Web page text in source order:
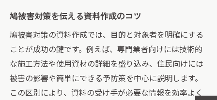
鳩被害対策を伝える資料作成のコツ
鳩被害対策の資料作成では、目的と対象者を明確にする
ことが成功の鍵です。例えば、専門業者向けには技術的
な施工方法や使用資材の詳細を盛り込み、住民向けには
被害の影響や簡単にできる予防策を中心に説明します。
この区別により、資料の受け手が必要な情報を効率よく